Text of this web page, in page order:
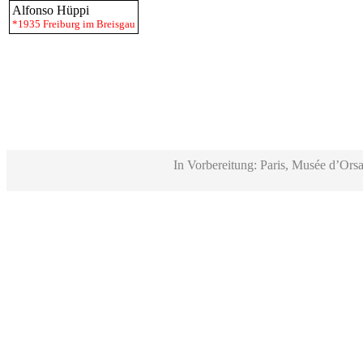
Alfonso Hüppi
*1935 Freiburg im Breisgau
In Vorbereitung: Paris, Musée